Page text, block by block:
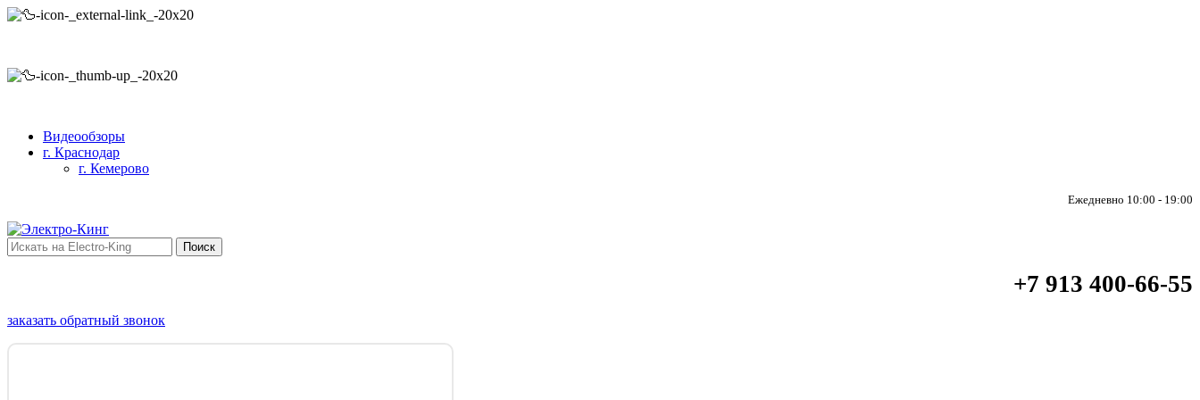
Видеообзоры
г. Краснодар
г. Кемерово
Ежедневно 10:00 - 19:00
Поиск
+7 913 400-66-55
заказать обратный звонок